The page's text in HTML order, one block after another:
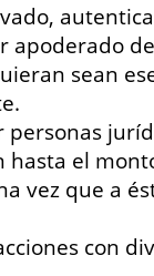
apoderado
sean
personas
hasta el
vez que a
con